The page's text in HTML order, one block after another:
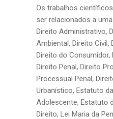
Os trabalhos
ser relacionados a
Direito Administrativo,
Ambiental, Direito
Direito do Consumidor,
Direito Penal, Direito
Processual Penal,
Urbanístico, Estatuto
Adolescente, Estatuto
Direito, Lei Maria da